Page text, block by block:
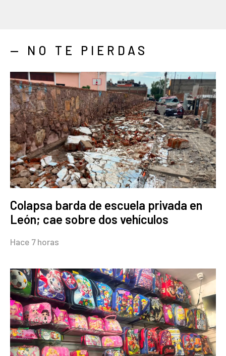
— NO TE PIERDAS
Colapsa barda de escuela privada en
León; cae sobre dos vehículos
Hace 7 horas